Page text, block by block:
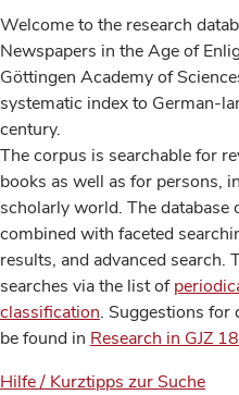
Welcome to the research
Newspapers in the Age of
Göttingen Academy of
systematic index to German-
century.
The corpus is searchable for
books as well as for persons,
scholarly world. The database
combined with faceted
results, and advanced search.
searches via the list of
classification. Suggestions for
be found in Research in GJZ 18
Hilfe / Kurztipps zur Suche